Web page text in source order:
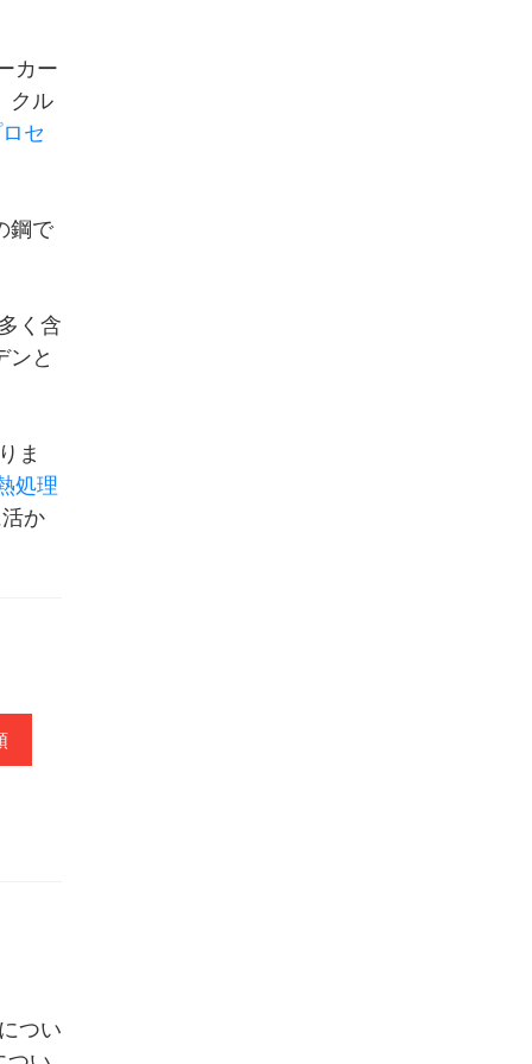
カー
クル
セ
鋼で
く含
ンと
ま
処理
か
つい